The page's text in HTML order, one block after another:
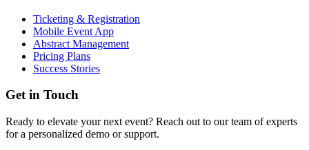
Ticketing & Registration
Mobile Event App
Abstract Management
Pricing Plans
Success Stories
Get in Touch
Ready to elevate your next event? Reach out to our team of experts
for a personalized demo or support.